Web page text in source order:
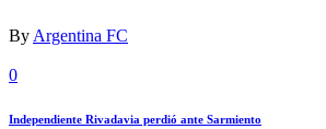
By Argentina FC
0
Independiente Rivadavia perdió ante Sarmiento